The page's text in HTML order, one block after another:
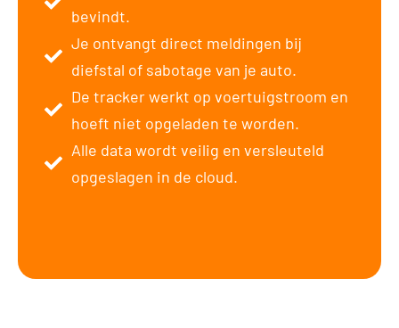
bevindt.
Je ontvangt direct meldingen bij
diefstal of sabotage van je auto.
De tracker werkt op voertuigstroom en
hoeft niet opgeladen te worden.
Alle data wordt veilig en versleuteld
opgeslagen in de cloud.